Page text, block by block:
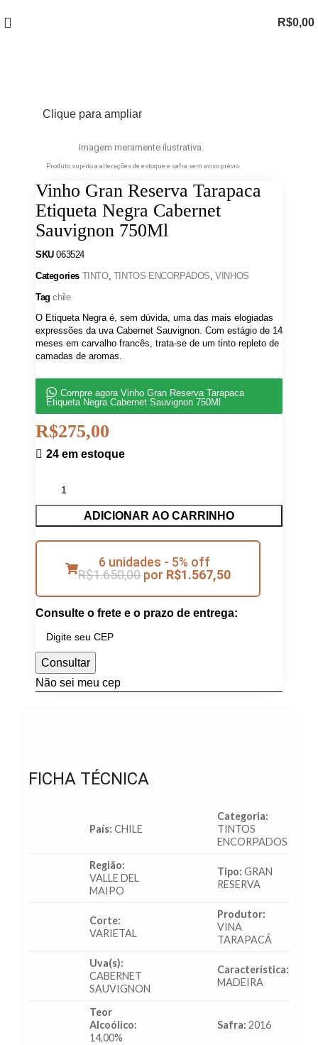
R$0,00
Clique para ampliar
Imagem meramente ilustrativa.
Produto sujeito a alterações de estoque e safra sem aviso prévio
Vinho Gran Reserva Tarapaca
Etiqueta Negra Cabernet
Sauvignon 750Ml
SKU063524
Categories TINTO, TINTOS ENCORPADOS,VINHOS
Tag chile
O Etiqueta Negra é, sem dúvida, uma das mais elogiadas
expressões da uva Cabernet Sauvignon. Com estágio de 14
meses em carvalho francês, trata-se de um tinto repleto de
camadas de aromas.
Compre agora Vinho Gran Reserva Tarapaca
Etiqueta Negra Cabernet Sauvignon 750Ml
R$275,00
24 em estoque
ADICIONAR AO CARRINHO
6 unidades - 5% off
R$1.650,00 por R$1.567,50
Consulte o frete e o prazo de entrega:
Consultar
Não sei meu cep
FICHA TÉCNICA
País: CHILE
Categoria:
TINTOS
ENCORPADOS
Região:
VALLE DEL
MAIPO
Tipo: GRAN
RESERVA
Corte:
VARIETAL
Produtor:
VINA
TARAPACÁ
Uva(s):
CABERNET
SAUVIGNON
Característica:
MADEIRA
Teor
Alcoólico:
14,00%
Safra: 2016